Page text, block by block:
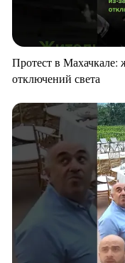
Протест в Махачкале:
отключений света